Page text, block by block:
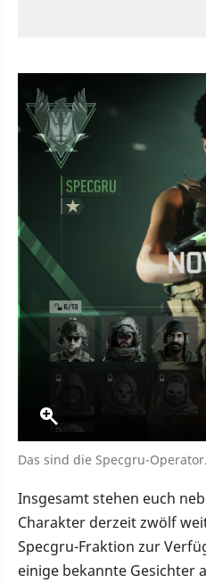
Das sind die Specgru-Operator.
Insgesamt stehen euch
Charakter derzeit zwölf
Specgru-Fraktion zur
einige bekannte Gesichter